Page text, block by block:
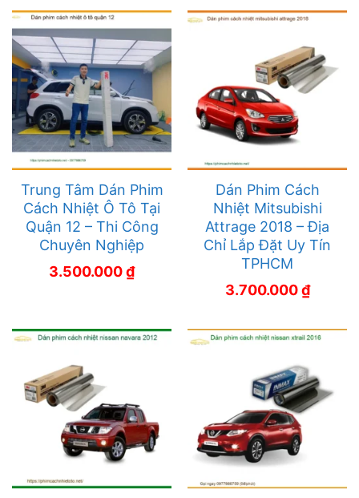
Trung Tâm Dán Phim
Cách Nhiệt Ô Tô Tại
Quận 12 – Thi Công
Chuyên Nghiệp
3.500.000₫
Dán Phim Cách
Nhiệt Mitsubishi
Attrage 2018 – Địa
Chỉ Lắp Đặt Uy Tín
TPHCM
3.700.000₫